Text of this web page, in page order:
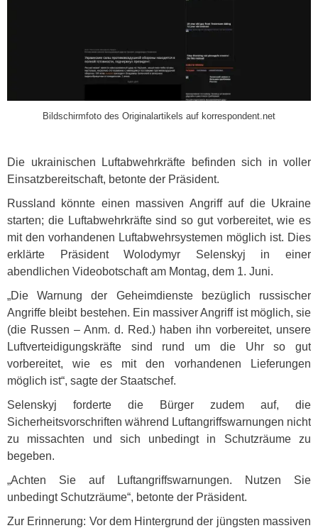
Bildschirmfoto des Originalartikels auf korrespondent.net
Die ukrainischen Luftabwehrkräfte befinden sich in voller
Einsatzbereitschaft, betonte der Präsident.
Russland könnte einen massiven Angriff auf die Ukraine
starten; die Luftabwehrkräfte sind so gut vorbereitet, wie es
mit den vorhandenen Luftabwehrsystemen möglich ist. Dies
erklärte Präsident Wolodymyr Selenskyj in einer
abendlichen Videobotschaft am Montag, dem 1. Juni.
„Die Warnung der Geheimdienste bezüglich russischer
Angriffe bleibt bestehen. Ein massiver Angriff ist möglich, sie
(die Russen – Anm. d. Red.) haben ihn vorbereitet, unsere
Luftverteidigungskräfte sind rund um die Uhr so gut
vorbereitet, wie es mit den vorhandenen Lieferungen
möglich ist“, sagte der Staatschef.
Selenskyj forderte die Bürger zudem auf, die
Sicherheitsvorschriften während Luftangriffswarnungen nicht
zu missachten und sich unbedingt in Schutzräume zu
begeben.
„Achten Sie auf Luftangriffswarnungen. Nutzen Sie
unbedingt Schutzräume“, betonte der Präsident.
Zur Erinnerung: Vor dem Hintergrund der jüngsten massiven